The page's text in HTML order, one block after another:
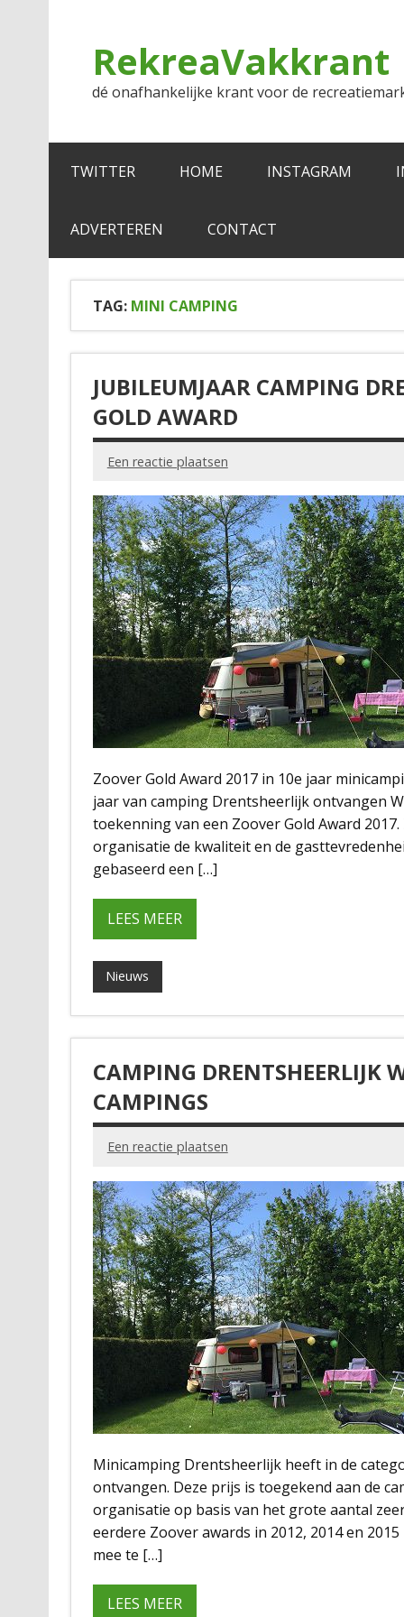
RekreaVakkrant
dé onafhankelijke krant voor de
TWITTER HOME INSTAGRAM
ADVERTEREN CONTACT
TAG: MINI CAMPING
JUBILEUMJAAR CAMPING
GOLD AWARD
Een reactie plaatsen
Zoover Gold Award 2017 in 10e jaar
jaar van camping Drentsheerlijk ontvangen
toekenning van een Zoover Gold Award
organisatie de kwaliteit en de
gebaseerd een […]
LEES MEER
Nieuws
CAMPING DRENTSHEERLIJK
CAMPINGS
Een reactie plaatsen
Minicamping Drentsheerlijk heeft in de
ontvangen. Deze prijs is toegekend aan de
organisatie op basis van het grote aantal
eerdere Zoover awards in 2012, 2014 en
mee te […]
LEES MEER